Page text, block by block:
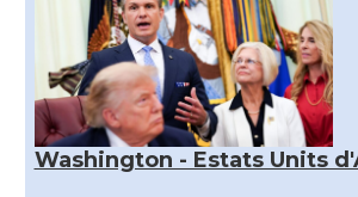
Washington - Estats Units